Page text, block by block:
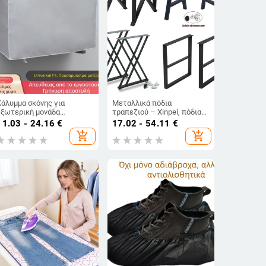
σκόνης για
μονάδα
– Gree,
- 24.16 €
add_shopping_cart
Μεταλλικά πόδια
τραπεζιού – Xinpei, πόδια
για γραφείο και
τραπεζαρία, μοντέρνο
μινιμαλιστικό στυλ,
17.02 - 54.11 €
add_shopping_cart